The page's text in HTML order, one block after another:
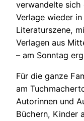
verwandelte sich
Verlage wieder
Literaturszene,
Verlagen aus
– am Sonntag
Für die ganze
am
Autorinnen und
Büchern, Kinder